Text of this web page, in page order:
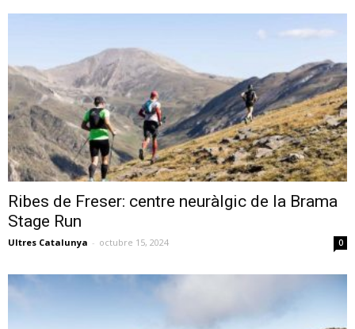
Ribes de Freser: centre neuràlgic de la Brama
Stage Run
Ultres Catalunya - octubre 15, 2024 0